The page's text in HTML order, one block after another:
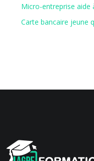
Micro-entreprise aide
Carte bancaire jeune